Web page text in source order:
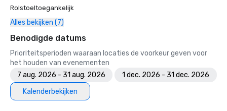
Rolstoeltoegankelijk
Alles bekijken (7)
Benodigde datums
Prioriteitsperioden waaraan locaties de voorkeur geven voor
het houden van evenementen
7 aug. 2026 - 31 aug. 2026
1 dec. 2026 - 31 dec. 2026
Kalenderbekijken